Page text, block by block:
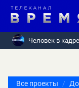
Человек в кадре
Все проекты